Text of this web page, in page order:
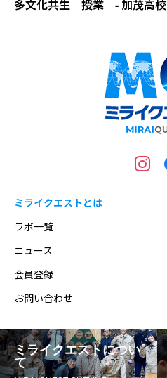
多文化共生 授業 - 加茂高校
ミライクエストとは
ラボ一覧
ニュース
会員登録
お問い合わせ
ミライクエストについ
て